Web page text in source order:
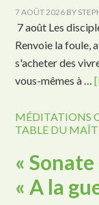
7 AOÛT 2026 BY
7 août Les
Renvoie la foule,
s'acheter des
vous-mêmes à …
MÉDITATIONS
TABLE DU
«
« A la